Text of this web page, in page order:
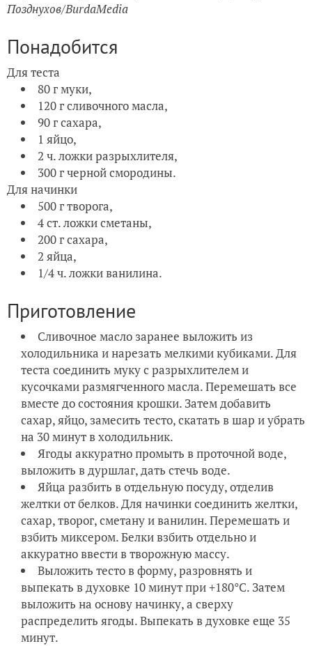
Позднухов/BurdaMedia
Понадобится
Для теста
80 г муки,
120 г сливочного масла,
90 г сахара,
1 яйцо,
2 ч. ложки разрыхлителя,
300 г черной смородины.
Для начинки
500 г творога,
4 ст. ложки сметаны,
200 г сахара,
2 яйца,
1/4 ч. ложки ванилина.
Приготовление
Сливочное масло заранее выложить из
холодильника и нарезать мелкими кубиками. Для
теста соединить муку с разрыхлителем и
кусочками размягченного масла. Перемешать все
вместе до состояния крошки. Затем добавить
сахар, яйцо, замесить тесто, скатать в шар и убрать
на 30 минут в холодильник.
Ягоды аккуратно промыть в проточной воде,
выложить в дуршлаг, дать стечь воде.
Яйца разбить в отдельную посуду, отделив
желтки от белков. Для начинки соединить желтки,
сахар, творог, сметану и ванилин. Перемешать и
взбить миксером. Белки взбить отдельно и
аккуратно ввести в творожную массу.
Выложить тесто в форму, разровнять и
выпекать в духовке 10 минут при +180°С. Затем
выложить на основу начинку, а сверху
распределить ягоды. Выпекать в духовке еще 35
минут.